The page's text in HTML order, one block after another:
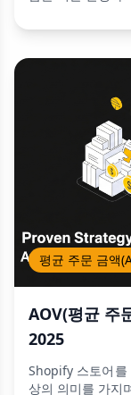
평균 주문 금액
AOV(평균 주
2025
Shopify 스토어를
상의 의미를 가지